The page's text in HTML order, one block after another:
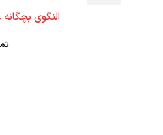
النگوی بچگانه عقیق 617